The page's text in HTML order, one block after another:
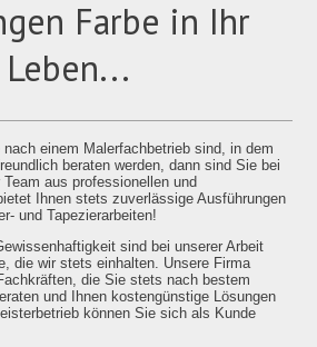
Farbe in Ihr
Leben...
einem Malerfachbetrieb sind, in dem
beraten werden, dann sind Sie bei
Team auspro­fes­sionellen und
Ihnen stets zuverlässige Ausführungen
und Tapezierarbeiten!
sind bei unserer Arbeit
die wir stets einhalten. Unsere Firma
die Sie stets nach bestem
und Ihnen kostengünstige Lösungen
können Sie sich als Kunde